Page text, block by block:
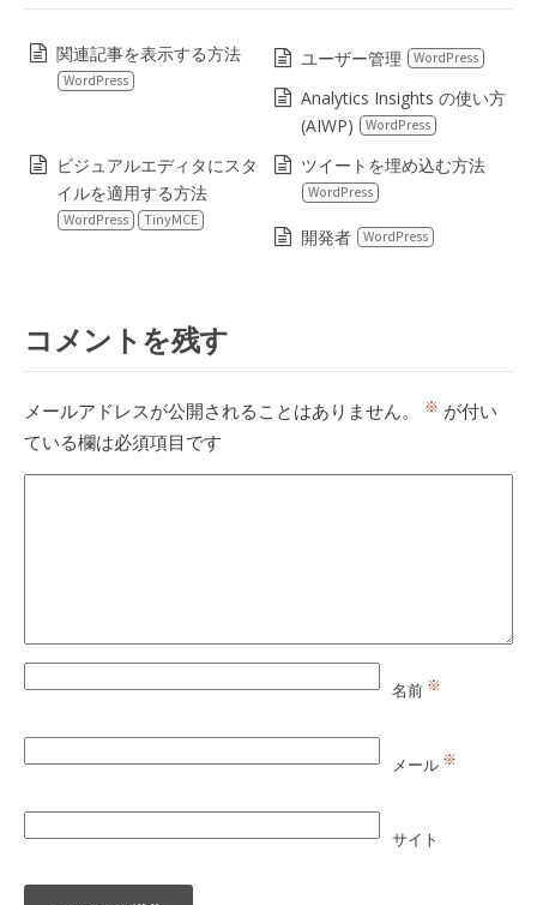
関連記事を表示する方法
WordPress
ユーザー管理 WordPress
Analytics Insights の使い方
(AIWP)
WordPress
ビジュアルエディタにスタ
イルを適用する方法
WordPress TinyMCE
ツイートを埋め込む方法
WordPress
開発者 WordPress
コメントを残す
メールアドレスが公開されることはありません。 ※ が付い
ている欄は必須項目です
名前 ※
メール ※
サイト